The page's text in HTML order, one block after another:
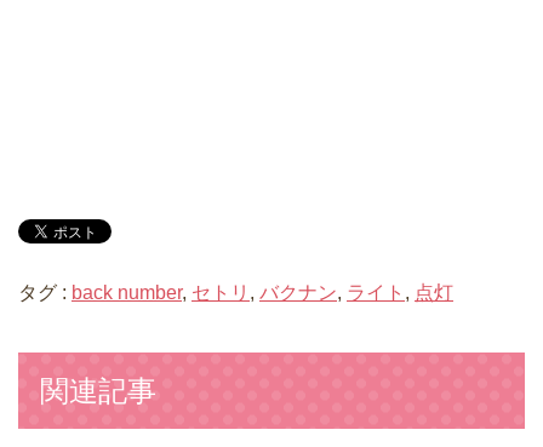
タグ : back number, セトリ , バクナン, ライト , 点灯
関連記事